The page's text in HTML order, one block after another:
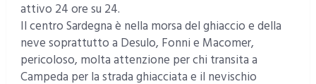
attivo 24 ore su 24.
Il centro Sardegna è nella morsa del ghiaccio e della
neve soprattutto a Desulo, Fonni e Macomer,
pericoloso, molta attenzione per chi transita a
Campeda per la strada ghiacciata e il nevischio